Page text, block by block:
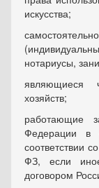
искусства;
нотариусы,
являющиеся
хозяйств;
работающие
Федерации в
соответствии
ФЗ, если
договором